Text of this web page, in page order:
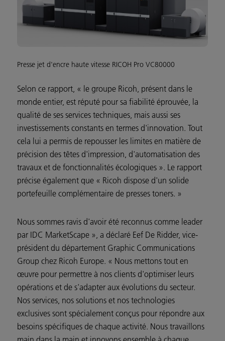
Presse jet d'encre haute vitesse RICOH Pro VC80000
Selon ce rapport, « le groupe Ricoh, présent dans le
monde entier, est réputé pour sa fiabilité éprouvée, la
qualité de ses services techniques, mais aussi ses
investissements constants en termes d'innovation. Tout
cela lui a permis de repousser les limites en matière de
précision des têtes d'impression, d'automatisation des
travaux et de fonctionnalités écologiques ». Le rapport
précise également que « Ricoh dispose d'un solide
portefeuille complémentaire de presses toners. »
Nous sommes ravis d'avoir été reconnus comme leader
par IDC MarketScape », a déclaré Eef De Ridder, vice-
président du département Graphic Communications
Group chez Ricoh Europe. « Nous mettons tout en
œuvre pour permettre à nos clients d'optimiser leurs
opérations et de s'adapter aux évolutions du secteur.
Nos services, nos solutions et nos technologies
exclusives sont spécialement conçus pour répondre aux
besoins spécifiques de chaque activité. Nous travaillons